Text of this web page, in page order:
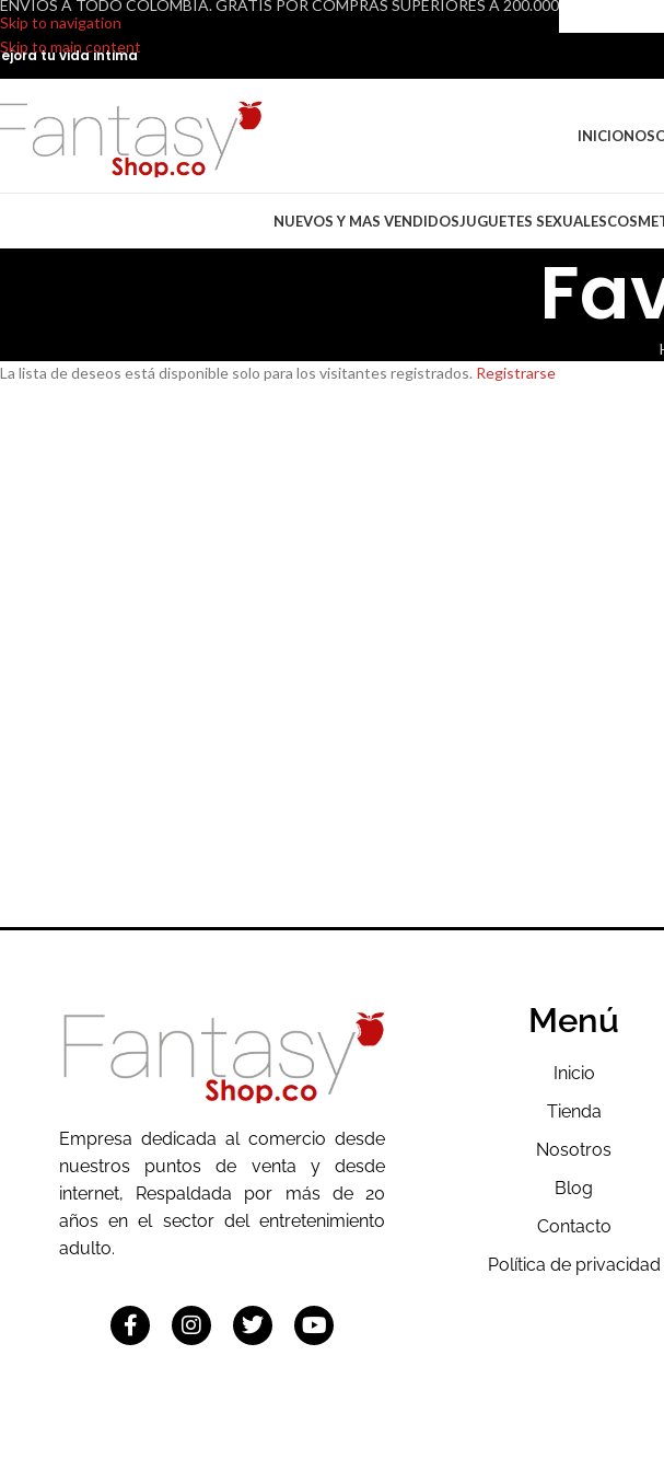
Skip to navigation
Skip to main content
tu vida intima
INICIO
NUEVOS Y MAS VENDIDOSJUGUETES SEXUALES
La lista de deseos está disponible solo para los visitantes registrados. Registrarse
Empresa dedicada al comercio desde
nuestros puntos de venta y desde
internet, Respaldada por más de 20
años en el sector del entretenimiento
adulto.
Menú
Inicio
Tienda
Nosotros
Blog
Contacto
Política de privacidad
ENVIOS A TODO COLOMBIA. GRATIS POR COMPRAS SUPERIORES A 200.000